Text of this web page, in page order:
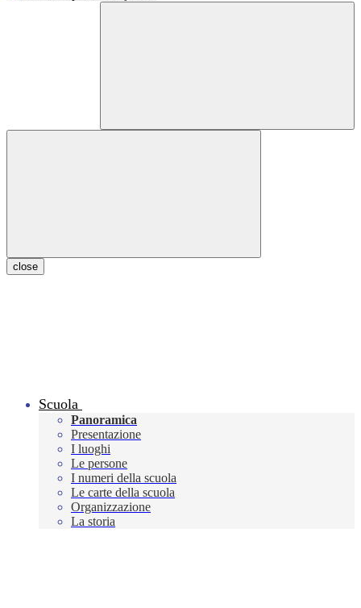
close
Scuola
Panoramica
Presentazione
I luoghi
Le persone
I numeri della scuola
Le carte della scuola
Organizzazione
La storia